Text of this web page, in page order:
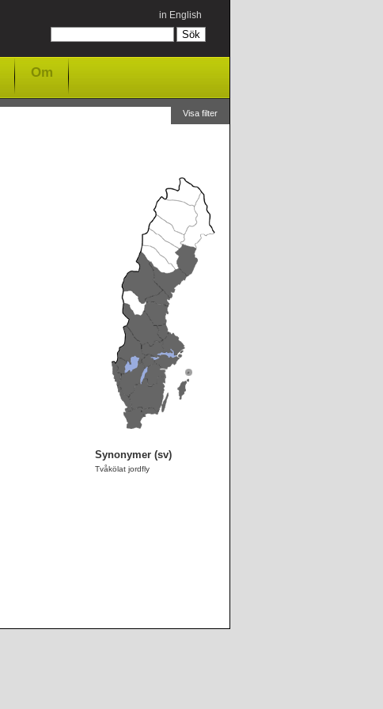
in English
Om
Visa filter
Synonymer (sv)
Tvåkölat jordfly